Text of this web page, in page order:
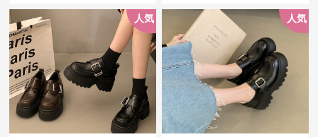
人気 人気